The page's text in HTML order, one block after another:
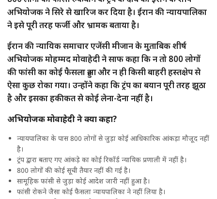
अभियोजक ने सिरे से खारिज कर दिया है। ईरान की न्यायपालिका
ने इसे पूरी तरह फर्जी और भ्रामक बताया है।
ईरान की न्यायिक समाचार एजेंसी मीजान के मुताबिक शीर्ष
अभियोजक मोहम्मद मोवाहेदी ने साफ कहा कि न तो 800 लोगों
की फांसी का कोई फैसला हुआ और न ही किसी बाहरी हस्तक्षेप से
ऐसा कुछ रोका गया। उन्होंने कहा कि ट्रंप का बयान पूरी तरह झूठा
है और इसका हकीकत से कोई लेना-देना नहीं है।
अभियोजक मोवाहेदी ने क्या कहा?
न्यायपालिका के पास 800 लोगों से जुड़ा कोई आधिकारिक आंकड़ा मौजूद नहीं
है।
ट्रंप द्वारा बताए गए आंकड़े का कोई रिकॉर्ड न्यायिक प्रणाली में नहीं है।
800 लोगों की कोई सूची तैयार नहीं की गई है।
सामूहिक फांसी से जुड़ा कोई आदेश जारी नहीं हुआ है।
फांसी रोकने जैसा कोई फैसला न्यायपालिका ने नहीं लिया है।